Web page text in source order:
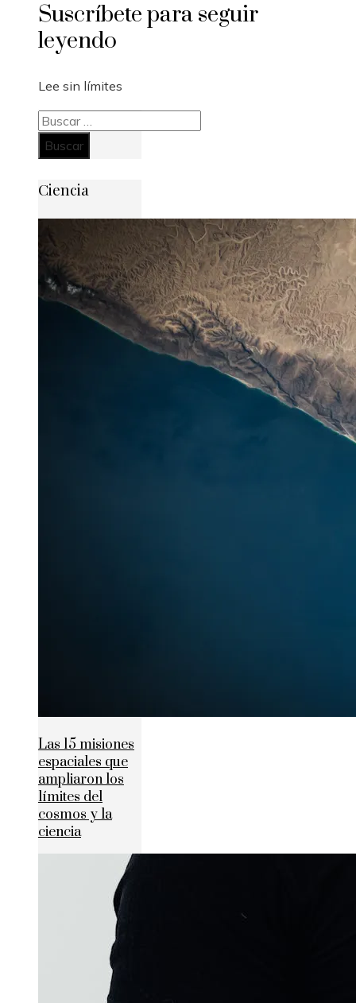
Suscríbete para seguir
leyendo
Lee sin límites
Buscar:
Ciencia
Las 15 misiones
espaciales que
ampliaron los
límites del
cosmos y la
ciencia